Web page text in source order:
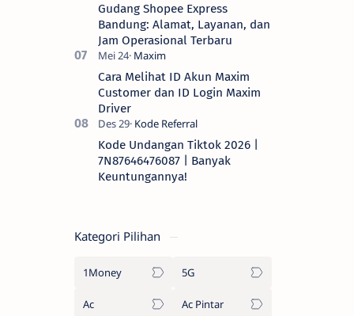
Gudang Shopee Express
Bandung: Alamat, Layanan, dan
Jam Operasional Terbaru
Cara Melihat ID Akun Maxim
Customer dan ID Login Maxim
Driver
Kode Undangan Tiktok 2026 |
7N87646476087 | Banyak
Keuntungannya!
Kategori Pilihan
1Money 5G
Ac Ac Pintar